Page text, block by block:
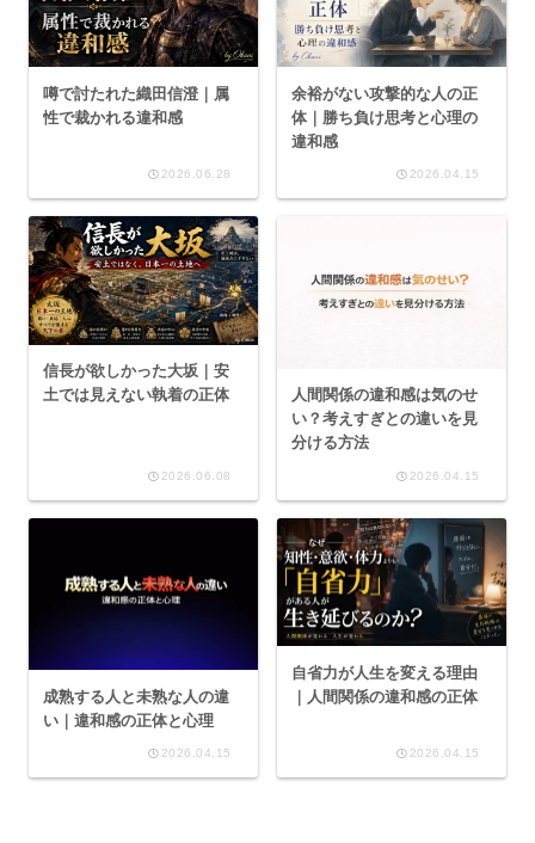
噂で討たれた織田信澄｜属
性で裁かれる違和感
2026.06.28
余裕がない攻撃的な人の正
体｜勝ち負け思考と心理の
違和感
2026.04.15
信長が欲しかった大坂｜安
土では見えない執着の正体
2026.06.08
人間関係の違和感は気のせ
い？考えすぎとの違いを見
分ける方法
2026.04.15
成熟する人と未熟な人の違
い｜違和感の正体と心理
2026.04.15
自省力が人生を変える理由
｜人間関係の違和感の正体
2026.04.15